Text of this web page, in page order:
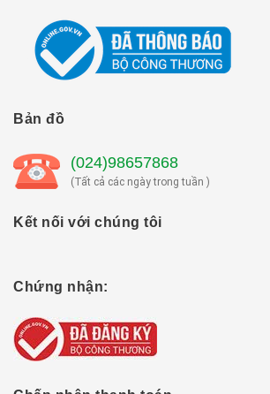
Bản đồ
(024)98657868
(Tất cả các ngày trong tuần )
Kết nối với chúng tôi
Chứng nhận: